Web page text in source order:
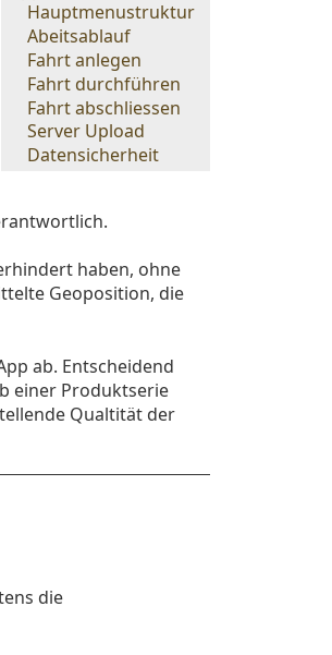
Hauptmenustruktur
Abeitsablauf
Fahrt anlegen
Fahrt durchführen
Fahrt abschliessen
Server Upload
Datensicherheit
haben, ohne
Geoposition, die
ab. Entscheidend
einer Produktserie
Qualtität der
die